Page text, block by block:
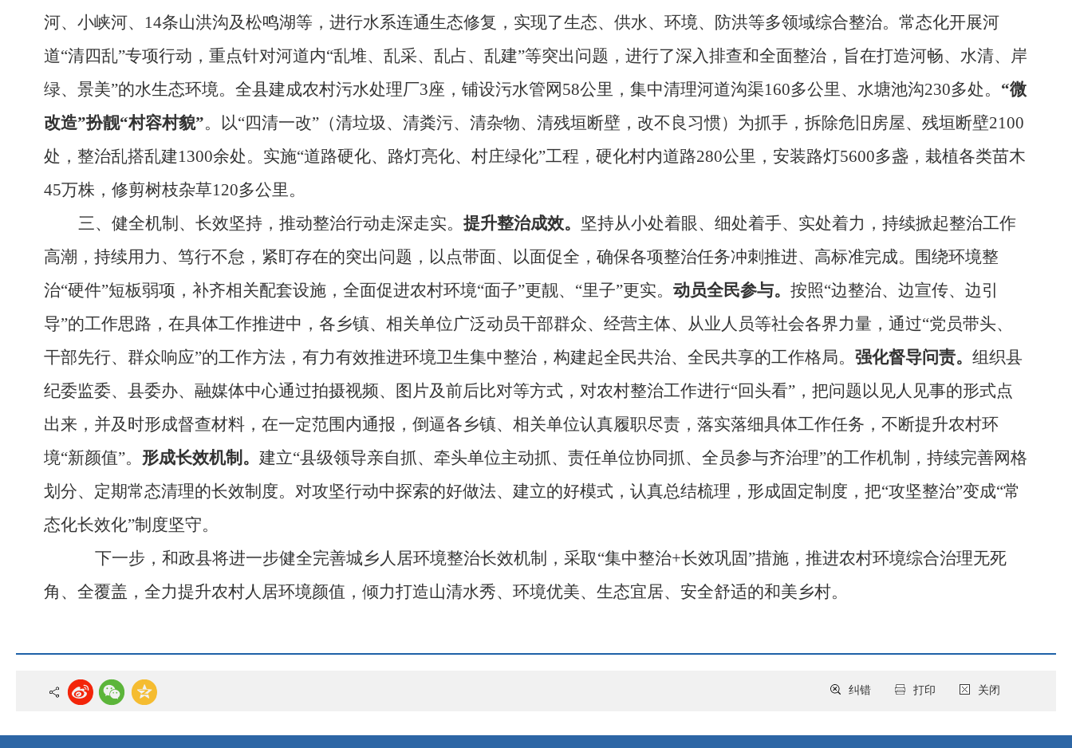
河、小峡河、 14条山洪沟及松鸣湖等，进行水系连通生态修复，实现了生态、供水、环境、防洪等多领域综合整治。常态化开展河
道“清四乱”专项行动，重点针对河道内“乱堆、乱采、乱占、乱建”等突出问题，进行了深入排查和全面整治，旨在打造河畅、水清、岸
绿、景美”的水生态环境。全县建成农村污水处理厂3座，铺设污水管网58公里，集中清理河道沟渠160多公里、水塘池沟230多处。 “微
改造”扮靓“村容村貌”。 以“四清一改”（清垃圾、清粪污、清杂物、清残垣断壁，改不良习惯）为抓手，拆除危旧房屋、残垣断壁2100
处，整治乱搭乱建1300余处。实施“道路硬化、路灯亮化、村庄绿化”工程，硬化村内道路280公里，安装路灯5600多盏，栽植各类苗木
45万株，修剪树枝杂草120多公里。
三、 健全机制、长效坚持，推动整治行动走深走实。 提升整治成效。 坚持从小处着眼、细处着手、实处着力，持续掀起整治工作
高潮， 持续用力、笃行不怠，紧盯存在的突出问题，以点带面、以面促全，确保各项整治任务冲刺推进、高标准完成。围绕环境整
治“硬件”短板弱项，补齐相关配套设施，全面促进农村环境“面子”更靓、“里子”更实。 动员全民参与。 按照“边整治、边宣传、边引
导”的工作思路， 在具体工作推进中，各乡镇、相关单位广泛动员干部群众、经营主体、从业人员等社会各界力量，通过“党员带头、
干部先行、群众响应”的工作方法，有力有效推进环境卫生集中整治，构建起全民共治、全民共享的工作格局。 强化督导问责。 组织县
纪委监委、县委办、融媒体中心通过拍摄视频、图片及前后比对等方式，对农村整治工作进行“回头看”，把问题以见人见事的形式点
出来，并及时形成督查材料，在一定范围内通报，倒逼各乡镇、相关单位认真履职尽责，落实落细具体工作任务，不断提升农村环
境“新颜值”。 形成长效机制。 建立“县级领导亲自抓、牵头单位主动抓、责任单位协同抓、全员参与齐治理”的工作机制，持续完善网格
划分、定期常态清理的长效制度。 对攻坚行动中探索的好做法、建立的好模式，认真总结梳理，形成固定制度，把“攻坚整治”变成“常
态化长效化”制度坚守。
下一步，和政县将进一步健全完善城乡人居环境整治长效机制， 采取“集中整治+长效巩固”措施， 推进农村环境综合治理无死
角、全覆盖，全力提升农村人居环境颜值，倾力打造山清水秀、环境优美、生态宜居、安全舒适的和美乡村。
关闭
打印
纠错